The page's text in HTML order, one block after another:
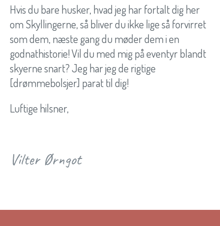
Hvis du bare husker, hvad jeg har fortalt dig her
om Skyllingerne, så bliver du ikke lige så forvirret
som dem, næste gang du møder dem i en
godnathistorie! Vil du med mig på eventyr blandt
skyerne snart? Jeg har jeg de rigtige
[drømmebolsjer] parat til dig!
Luftige hilsner,
Vilter Ørngot